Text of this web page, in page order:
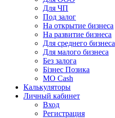
Для ЧП
Под залог
На открытие бизнеса
На развитие бизнеса
Для среднего бизнеса
Для малого бизнеса
Без залога
Бізнес Позика
MO Cash
Калькуляторы
Личный кабинет
Вход
Регистрация